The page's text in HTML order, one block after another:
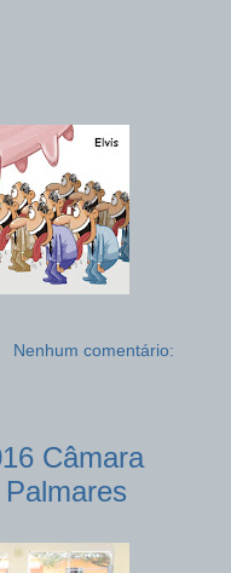
Nenhum comentário:
Câmara